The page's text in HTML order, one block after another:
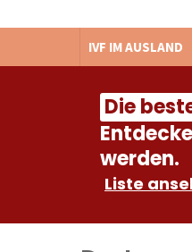
IVF IM AUSLAND
Die
werden.
Liste